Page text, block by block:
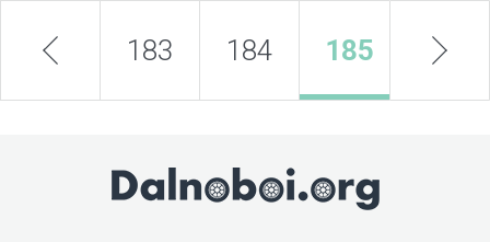
prev 183 184 185 186
next